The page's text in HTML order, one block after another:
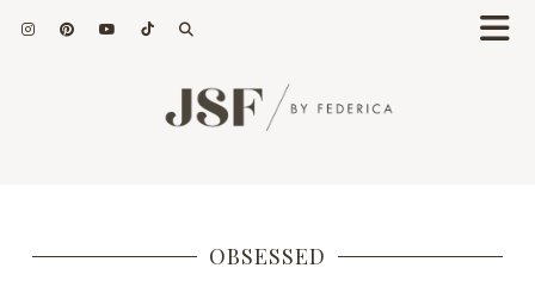
OBSESSED